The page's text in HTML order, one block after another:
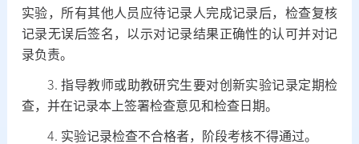
实验，所有其他人员应待记录人完成记录后，检查复核
记录无误后签名，以示对记录结果正确性的认可并对记
录负责。
3.指导教师或助教研究生要对创新实验记录定期检
查，并在记录本上签署检查意见和检查日期。
4. 实验记录检查不合格者，阶段考核不得通过。